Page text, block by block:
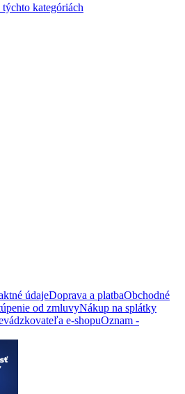
kategóriách
údajeDoprava a platbaObchodné
od zmluvyNákup na splátky
e-shopuOznam -